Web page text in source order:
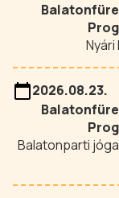
2026.08.23.
Balatonparti